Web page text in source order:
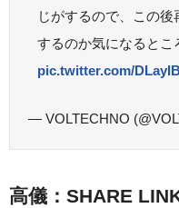
じがするので、この
するのか気になるとこ
pic.twitter.com/
— VOLTECHNO
高儀：SHARE